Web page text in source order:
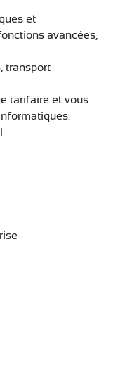
et
avancées,
transport
tarifaire et vous